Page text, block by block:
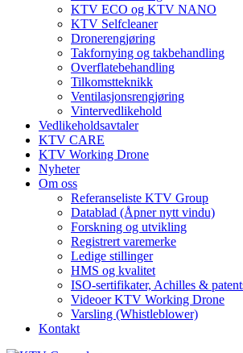
KTV ECO og KTV NANO
KTV Selfcleaner
Dronerengjøring
Takfornying og takbehandling
Overflatebehandling
Tilkomstteknikk
Ventilasjonsrengjøring
Vintervedlikehold
Vedlikeholdsavtaler
KTV CARE
KTV Working Drone
Nyheter
Om oss
Referanseliste KTV Group
Datablad (Åpner nytt vindu)
Forskning og utvikling
Registrert varemerke
Ledige stillinger
HMS og kvalitet
ISO-sertifikater, Achilles &
Videoer KTV Working Drone
Varsling (Whistleblower)
Kontakt